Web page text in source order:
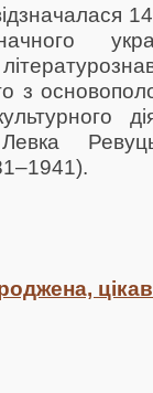
з
Левка